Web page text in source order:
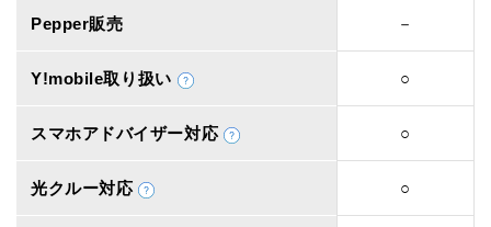
Pepper販売 －
Y!mobile取り扱い ○
スマホアドバイザー対応 ○
光クルー対応 ○